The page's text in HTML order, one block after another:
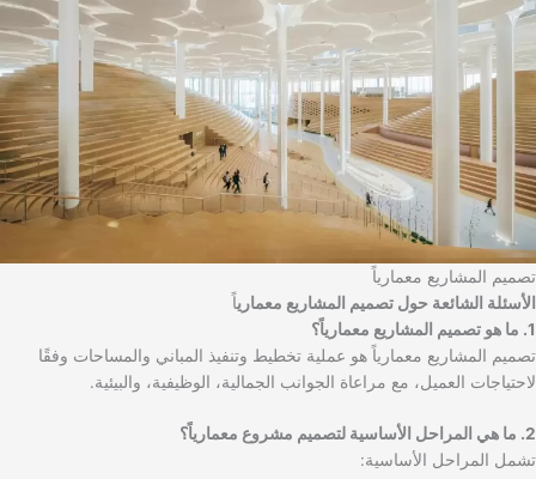
تصميم المشاريع معمارياً
الأسئلة الشائعة حول تصميم المشاريع معمارياً
1. ما هو تصميم المشاريع معمارياً؟
تصميم المشاريع معمارياً هو عملية تخطيط وتنفيذ المباني والمساحات وفقًا
لاحتياجات العميل، مع مراعاة الجوانب الجمالية، الوظيفية، والبيئية.
2. ما هي المراحل الأساسية لتصميم مشروع معمارياً؟
تشمل المراحل الأساسية: